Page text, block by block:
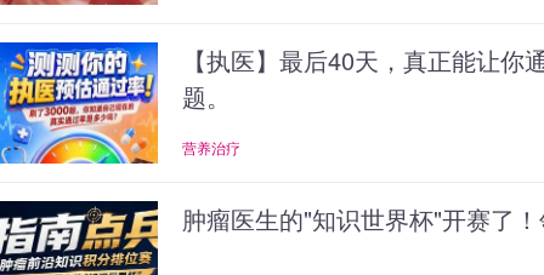
【执医】最后40天，真正能让你
题。
营养治疗
肿瘤医生的"知识世界杯"开赛了